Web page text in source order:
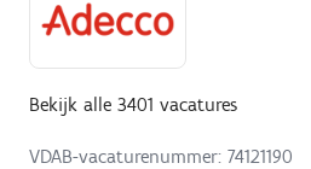
Bekijk alle 3401 vacatures
VDAB-vacaturenummer: 74121190